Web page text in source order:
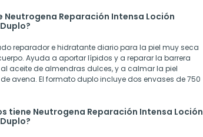
Neutrogena Reparación Intensa Loción
reparador e hidratante diario para la piel muy seca
Ayuda a aportar lípidos y a reparar la barrera
aceite de almendras dulces, y a calmar la piel
avena. El formato duplo incluye dos envases de 750
tiene Neutrogena Reparación Intensa Loción